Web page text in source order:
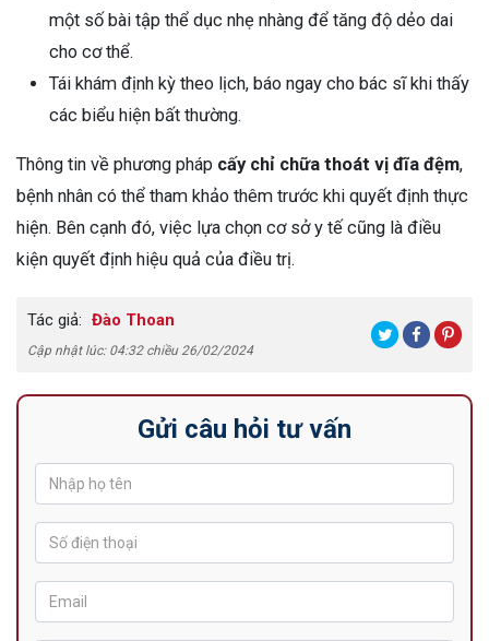
một số bài tập thể dục nhẹ nhàng để tăng độ dẻo dai
cho cơ thể.
Tái khám định kỳ theo lịch, báo ngay cho bác sĩ khi thấy
các biểu hiện bất thường.
Thông tin về phương pháp cấy chỉ chữa thoát vị đĩa đệm,
bệnh nhân có thể tham khảo thêm trước khi quyết định thực
hiện. Bên cạnh đó, việc lựa chọn cơ sở y tế cũng là điều
kiện quyết định hiệu quả của điều trị.
Tác giả: Đào Thoan
Cập nhật lúc: 04:32 chiều 26/02/2024
Gửi câu hỏi tư vấn